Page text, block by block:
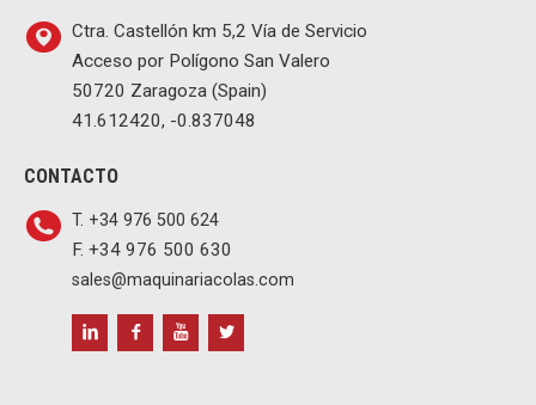
Ctra. Castellón km 5,2 Vía de Servicio
Acceso por Polígono San Valero
50720 Zaragoza (Spain)
41.612420, -0.837048
CONTACTO
T. +34 976 500 624
F. +34 976 500 630
sales@maquinariacolas.com